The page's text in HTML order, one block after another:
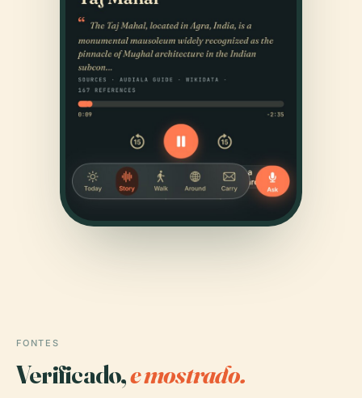
FONTES
Verificado,e mostrado.